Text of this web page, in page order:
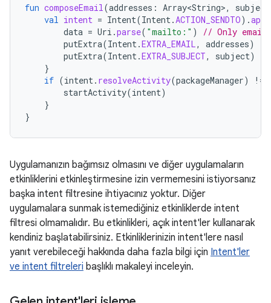
fun composeEmail(addresses : Array<String>, subject
val intent = Intent(Intent.ACTION_SENDTO).
data = Uri .parse( "mailto:" )
// Only email
putExtra(Intent.EXTRA_EMAIL, addresses)
putExtra(Intent.EXTRA_SUBJECT, subject)
}
if (intent. resolveActivity(packageManager) !=
startActivity(intent)
}
}
Uygulamanızın bağımsız olmasını ve diğer uygulamaların
etkinliklerini etkinleştirmesine izin vermemesini istiyorsanız
başka intent filtresine ihtiyacınız yoktur. Diğer
uygulamalara sunmak istemediğiniz etkinliklerde intent
filtresi olmamalıdır. Bu etkinlikleri, açık intent'ler kullanarak
kendiniz başlatabilirsiniz. Etkinliklerinizin intent'lere nasıl
yanıt verebileceği hakkında daha fazla bilgi için Intent'ler
ve intent filtreleri başlıklı makaleyi inceleyin.